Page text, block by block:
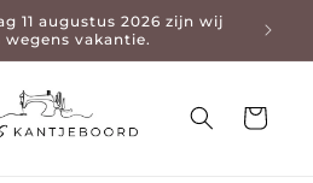
11 augustus 2026 zijn wij
wegens vakantie.
3-4